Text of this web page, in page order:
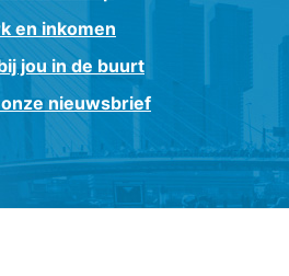
en inkomen
jou in de buurt
nieuwsbrief